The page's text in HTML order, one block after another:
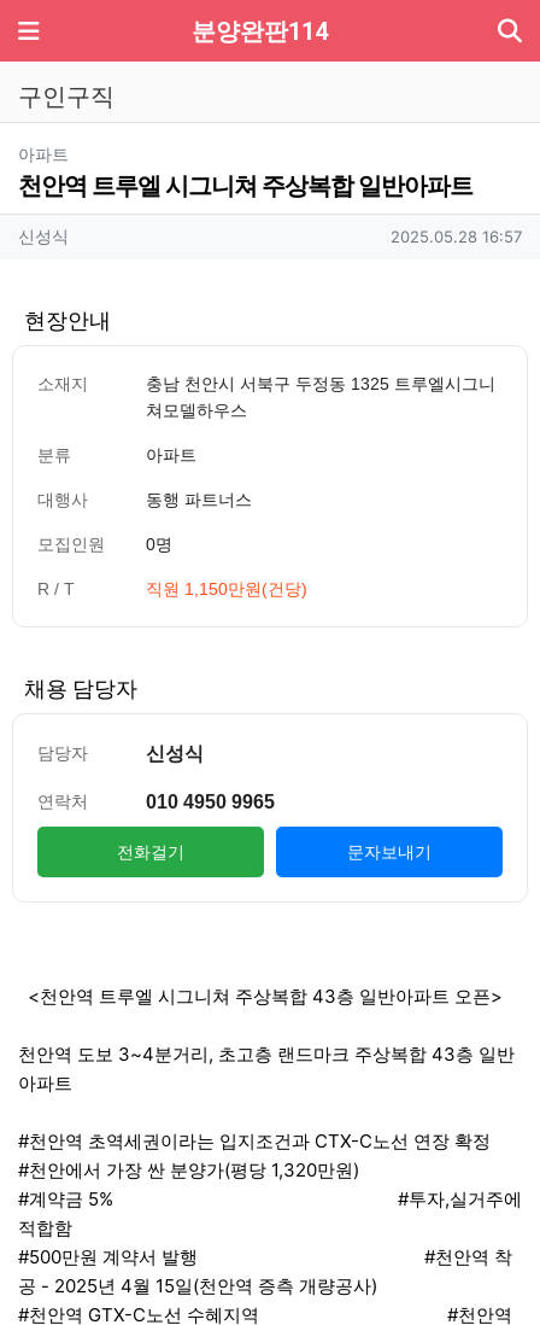
메뉴 분양완판114
구인구직
아파트
천안역 트루엘 시그니쳐 주상복합 일반아파트
작성자 정보
신성식 작성일
2025.05.28 16:57
현장안내
소재지
충남 천안시 서북구 두정동 1325 트루엘시그니
쳐모델하우스
분류 아파트
대행사 동행 파트너스
모집인원 0명
R / T 직원 1,150만원(건당)
채용 담당자
담당자 신성식
연락처 010 4950 9965
전화걸기 문자보내기
본문<천안역 트루엘 시그니쳐 주상복합 43층 일반아파트 오픈>
천안역 도보 3~4분거리, 초고층 랜드마크 주상복합 43층 일반
아파트
#천안역 초역세권이라는 입지조건과 CTX-C노선 연장 확정
#천안에서 가장 싼 분양가(평당 1,320만원)
#계약금 5% #투자,실거주에
적합함
#500만원 계약서 발행 #천안역 착
공 - 2025년 4월 15일(천안역 증측 개량공사)
#천안역 GTX-C노선 수혜지역 #천안역